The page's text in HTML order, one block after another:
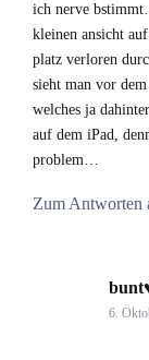
ich nerve
kleinen ansicht
platz verloren
sieht man vor
welches ja
auf dem iPad,
problem…
Zum Antworten
6.